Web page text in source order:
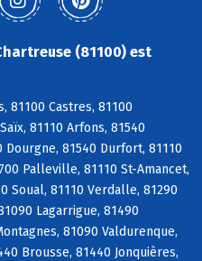
(81100) est
81100 Castres, 81100
81110 Arfons, 81540
Dourgne, 81540 Durfort, 81110
Palleville, 81110 St-Amancet,
Soual, 81110 Verdalle, 81290
Lagarrigue, 81490
81090 Valdurenque,
Brousse, 81440 Jonquières,